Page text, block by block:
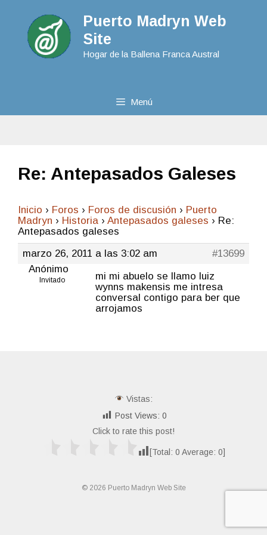
Puerto Madryn Web
Site
Hogar de la Ballena Franca Austral
Menú
Re: Antepasados Galeses
Inicio › Foros › Foros de discusión › Puerto
Madryn › Historia › Antepasados galeses › Re:
Antepasados galeses
marzo 26, 2011 a las 3:02 am
#13699
Anónimo
Invitado
mi mi abuelo se llamo luiz
wynns makensis me intresa
conversal contigo para ber que
arrojamos
Vistas:
Post Views: 0
Click to rate this post!
[Total: 0 Average: 0]
© 2026 Puerto Madryn Web Site